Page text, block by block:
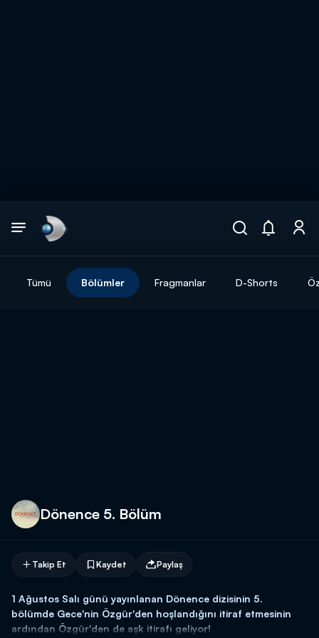
Tümü Bölümler Fragmanlar D-Shorts
Dönence 5. Bölüm
Takip Et Kaydet Paylaş
1 Ağustos Salı günü yayınlanan Dönence dizisinin 5.
bölümde Gece'nin Özgür'den hoşlandığını itiraf etmesinin
ardından Özgür'den de aşk itirafı geliyor!